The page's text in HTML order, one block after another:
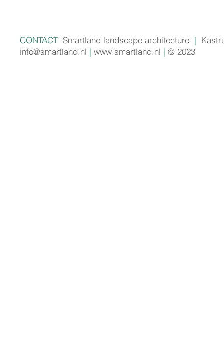
CONTACTSmartland landscape architecture |
info@smartland.nl | www.smartland.nl | © 2023